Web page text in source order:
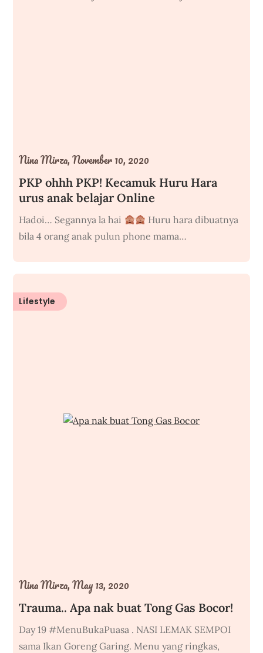
PKP ohhh PKP! Kecamuk Huru Hara
urus anak belajar Online
Nina Mirza,November 10, 2020
Hadoi… Segannya la hai
Huru hara dibuatnya
bila 4 orang anak pulun phone mama…
Lifestyle
Trauma.. Apa nak buat Tong Gas Bocor!
Nina Mirza,May 13, 2020
Day 19 #MenuBukaPuasa . NASI LEMAK SEMPOI
sama Ikan Goreng Garing. Menu yang ringkas,